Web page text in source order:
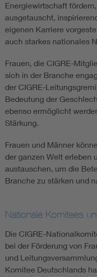
Energiewirtschaft
ausgetauscht,
eigenen Karriere
auch starkes nationales
Frauen, die CIGRE-
sich in der Branche
der CIGRE-
Bedeutung der
ebenso ermöglicht
Stärkung.
Frauen und Männer
der ganzen Welt erleben
austauschen, um die
Branche zu stärken und
Nationale Komitees
Die CIGRE-
bei der Förderung von
und
Komitee Deutschlands